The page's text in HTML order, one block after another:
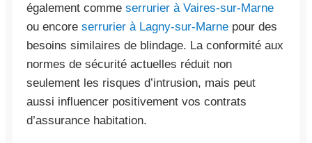
également comme serrurier à Vaires-sur-Marne
ou encore serrurier à Lagny-sur-Marne pour des
besoins similaires de blindage. La conformité aux
normes de sécurité actuelles réduit non
seulement les risques d’intrusion, mais peut
aussi influencer positivement vos contrats
d’assurance habitation.